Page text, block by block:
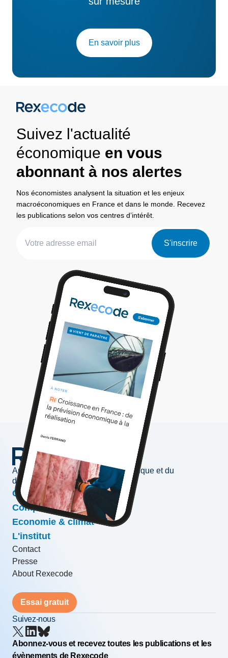
En savoir plus
Suivez l'actualité
économique en vous
abonnant à nos alertes
Nos économistes analysent la situation et les enjeux
macroéconomiques en France et dans le monde. Recevez
les publications selon vos centres d’intérêt.
S'inscrire
Au service de l'information économique et du
développement des entreprises
Conjoncture & prévisions
Compétitivité & croissance
Economie & climat
L'institut
Contact
Presse
About Rexecode
Essai gratuit
Suivez-nous
Abonnez-vous et recevez toutes les publications et les
évènements de Rexecode